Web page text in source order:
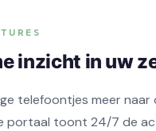
inzicht in uw
telefoontjes meer naar
portaal toont 24/7 de